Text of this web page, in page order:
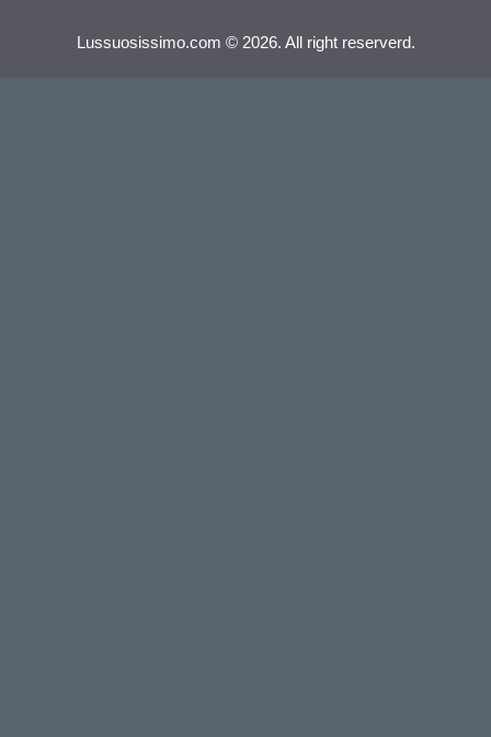
Lussuosissimo.com © 2026. All right reserverd.